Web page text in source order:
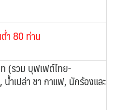
ำ 80 ท่าน
(รวม บุฟเฟต์ไทย-
, น้ำเปล่า ชา กาแฟ, นักร้องและ